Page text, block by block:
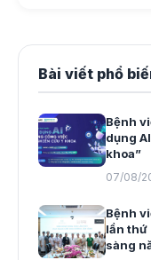
Bài viết phổ
Bệnh
dụng
khoa”
07/08/
Bệnh
lần thứ
sàng